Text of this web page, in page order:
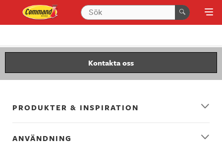
Kontakta oss
PRODUKTER & INSPIRATION
ANVÄNDNING